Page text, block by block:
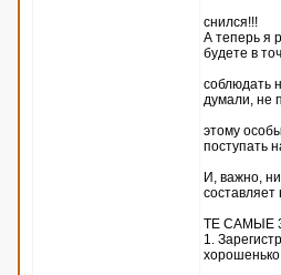
снился!!!
А теперь я
будете в
соблюдать
думали, не
этому
поступать
И, важно,
составляет
ТЕ САМЫЕ
1.
хорошенько